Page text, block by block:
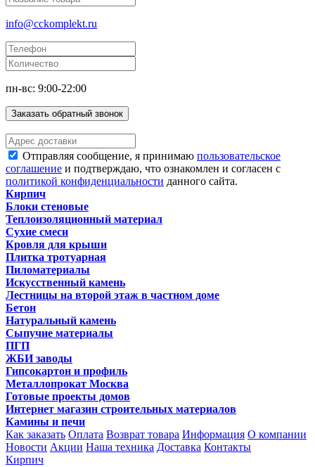
info@cckomplekt.ru
пн-вс: 9:00-22:00
Заказать обратный звонок
Отправляя сообщение, я принимаю пользовательское
соглашение и подтверждаю, что ознакомлен и согласен с
политикой конфиденциальности данного сайта.
Кирпич
Блоки стеновые
Теплоизоляционный материал
Сухие смеси
Кровля для крыши
Плитка тротуарная
Пиломатериалы
Искусственный камень
Лестницы на второй этаж в частном доме
Бетон
Натуральный камень
Сыпучие материалы
ПГП
ЖБИ заводы
Гипсокартон и профиль
Металлопрокат Москва
Готовые проекты домов
Интернет магазин строительных материалов
Камины и печи
Как заказать Оплата Возврат товара Информация О компании
Новости Акции Наша техника Доставка Контакты
Кирпич